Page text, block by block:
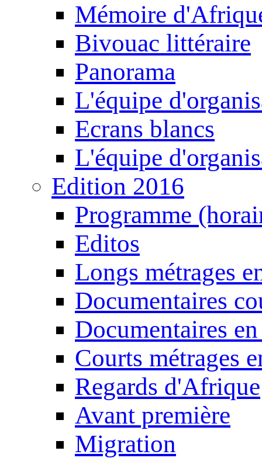
Mémoire
Bivouac littéraire
Panorama
L'équipe
Ecrans blancs
L'équipe
Edition 2016
Programme
Editos
Longs métrages
Documentaires
Documentaires
Courts métrages
Regards d'Afrique
Avant première
Migration